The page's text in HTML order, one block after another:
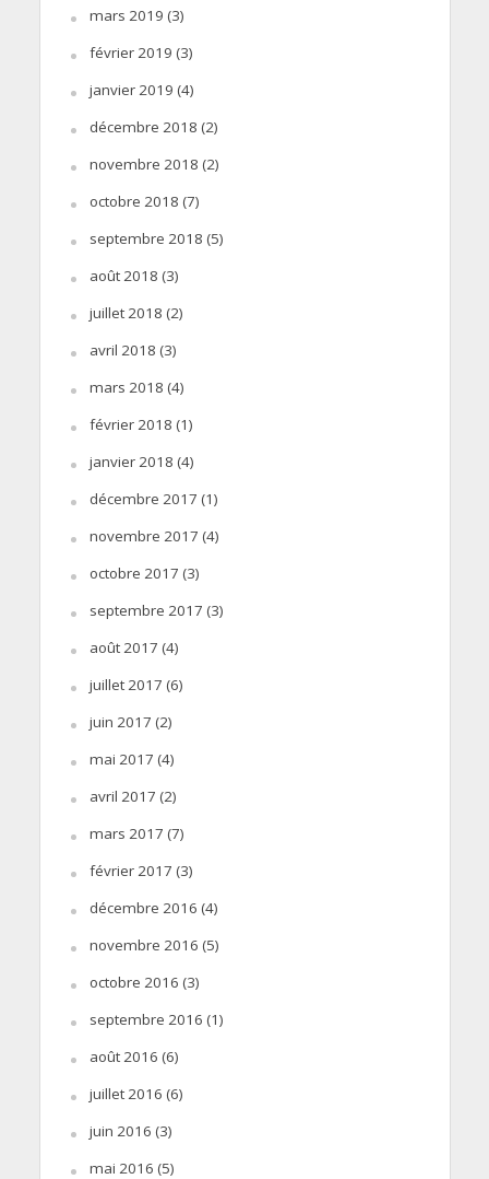
mars 2019 (3)
février 2019 (3)
janvier 2019 (4)
décembre 2018 (2)
novembre 2018 (2)
octobre 2018 (7)
septembre 2018 (5)
août 2018 (3)
juillet 2018 (2)
avril 2018 (3)
mars 2018 (4)
février 2018 (1)
janvier 2018 (4)
décembre 2017 (1)
novembre 2017 (4)
octobre 2017 (3)
septembre 2017 (3)
août 2017 (4)
juillet 2017 (6)
juin 2017 (2)
mai 2017 (4)
avril 2017 (2)
mars 2017 (7)
février 2017 (3)
décembre 2016 (4)
novembre 2016 (5)
octobre 2016 (3)
septembre 2016 (1)
août 2016 (6)
juillet 2016 (6)
juin 2016 (3)
mai 2016 (5)